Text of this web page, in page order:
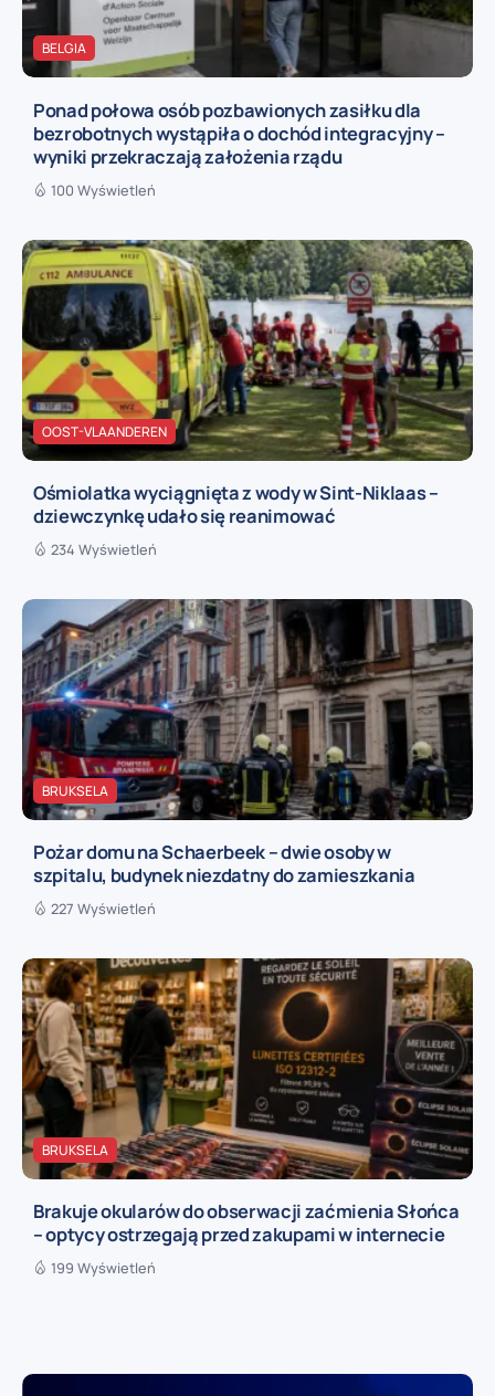
BELGIA
Ponad połowa osób pozbawionych zasiłku dla
bezrobotnych wystąpiła o dochód integracyjny –
wyniki przekraczają założenia rządu
100 Wyświetleń
OOST-VLAANDEREN
Ośmiolatka wyciągnięta z wody w Sint-Niklaas –
dziewczynkę udało się reanimować
234 Wyświetleń
BRUKSELA
Pożar domu na Schaerbeek – dwie osoby w
szpitalu, budynek niezdatny do zamieszkania
227 Wyświetleń
BRUKSELA
Brakuje okularów do obserwacji zaćmienia Słońca
– optycy ostrzegają przed zakupami w internecie
199 Wyświetleń